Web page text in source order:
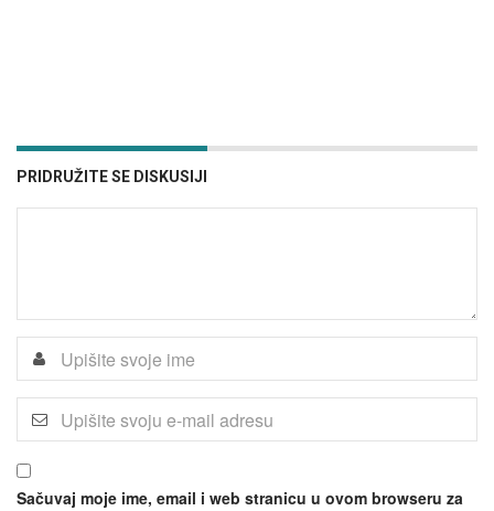
PRIDRUŽITE SE DISKUSIJI
Sačuvaj moje ime, email i web stranicu u ovom browseru za